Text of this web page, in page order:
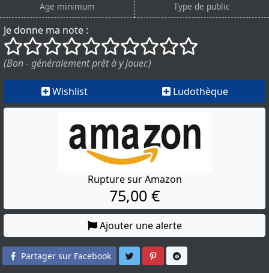
Age minimum Type de public
Je donne ma note :
()
() () () () () () () ()
()
(Bon - généralement prêt à y jouer.)
Wishlist Ludothèque
Rupture sur Amazon
75,00 €
Ajouter une alerte
Partager sur Facebook Partager sur Twitter
Partager sur Pinterest